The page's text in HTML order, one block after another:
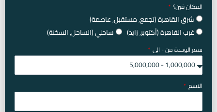
المكان فين؟
شرق القاهرة (تجمع, مستقبل, عاصمة)
غرب القاهرة (أكتوبر, زايد)
ساحلي (الساحل, السخنة)
سعر الوحدة من - الى
الاسم